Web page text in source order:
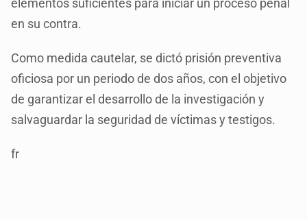
elementos suficientes para iniciar un proceso penal
en su contra.
Como medida cautelar, se dictó prisión preventiva
oficiosa por un periodo de dos años, con el objetivo
de garantizar el desarrollo de la investigación y
salvaguardar la seguridad de víctimas y testigos.
fr